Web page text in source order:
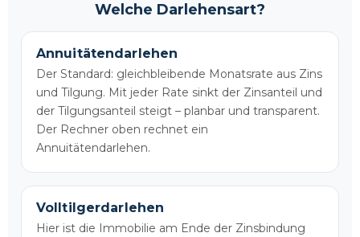
Welche Darlehensart?
Annuitätendarlehen
Der Standard: gleichbleibende Monatsrate aus Zins
und Tilgung. Mit jeder Rate sinkt der Zinsanteil und
der Tilgungsanteil steigt – planbar und transparent.
Der Rechner oben rechnet ein
Annuitätendarlehen.
Volltilgerdarlehen
Hier ist die Immobilie am Ende der Zinsbindung